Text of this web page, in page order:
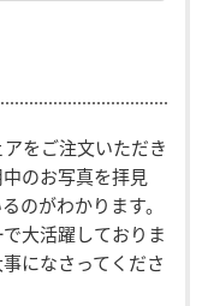
をご注文いただき
のお写真を拝見
のがわかります。
大活躍しておりま
になさってくださ